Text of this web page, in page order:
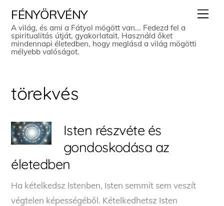
content
FÉNYÖRVÉNY
A világ, és ami a Fátyol mögött van... Fedezd fel a
spiritualitás útját, gyakorlatait. Használd őket
mindennapi életedben, hogy meglásd a világ mögötti
mélyebb valóságot.
törekvés
Isten részvéte és
gondoskodása az
életedben
Ha kételkedsz Istenben, Isten semmit sem veszít
végtelen képességéből. Kételkedhetsz Isten